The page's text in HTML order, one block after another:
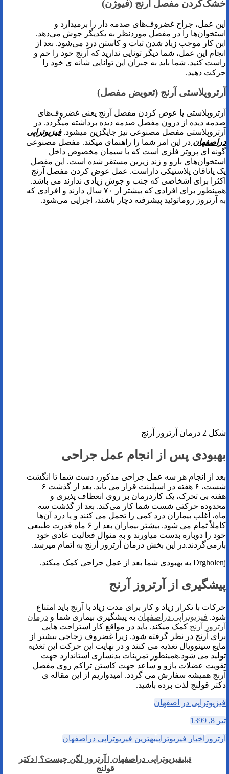
خشک‌کردن مفصل آرنج (فیوژن)
این عمل، جراح غضروف‌های صدمه ‌دار را برمیدارد و
استخوان‌ها را در مفصل موردنظر به یکدیگر جوش می‌دهد.
این کار موجب زیاد شدن ثبات و کاستن درد می‌شود. بعد از
انجام این عمل، شما دیگر تونایی ندارید که آرنج خود را خم و
راست کنید. شما باید به جبران این توانایی شانه ی خود را
حرکت دهید.
آرتروپلاستی آرنج (تعویض مفصل)
آرتروپلاستی یا عوض کردن مفصل آرنج یعنی غضروف‌های
صدمه‌ دیده از درون مفصل صدمه ‌دیده برداشته میگردد. در
آرتروپلاستی مفصل مصنوعی نیز جایگزین میشود.فیزیوتراپی
دراصفهان در این امر شما را راهنمای میکند. مفصل مصنوعی
گونه ای پروتز فلزی است که با سیمان مخصوص داخل
استخوان‌های بازو و زند زیرین مستقر شده است. این مفصل
یک یاتاقان پلاستیکی داراست. عمل عوض کردن مفصل آرنج
اکثرا برای اشخاصی که جنب و جوش زیادی ندارند می باشد.
همینطور برای افرادی که بیشتر از ۷۰ سال دارند و افرادی که
به آرتروز روماتوئید پیشرفته دچار باشند، اجرایی می‌شود.
شکل 2 درمان آرتروز آرنج
بهبودی پس‌ از انجام عمل جراحی
بعد‌ از انجام هر سه عمل جراحی مذکور، دست شما تا انگشت
شست، ۶ هفته در اسپلینت قرار می ‌یابد. بعد از گذشت ۶
هفته بی تحرک، یک کاردرمان بر روی انعطاف‌ پذیری و
محدوده حرکتی شست شما کار می‌کند. بعد از گذشت سه
ماه، اغلب بیماران درد کمی را تحمل می کنند و یا درد آن‌ها
کاملاً تمام می شود. بیشتر بیماران بعد از ۶ ماه قدرت طبیعی
خود را دوباره بدست میاورند و به منوال فعالیت عادی خود
بازمی‌گردند.در این بخش درمان آرتروز آرنج به اتمام میرسد.
Drgholenj به بهبودی شما بعد از عمل جراحی کمک میکند.
پیشگیری از آرتروز آرنج
حرکات با تکرار زیاد و کار برای مدت زیاد با آرنج باید امتناع
شود. فیزیوتراپی دراصفهان به پیشگیری بیماری شما و درمان
آرتروز آرنج کمک میکند. باید در مواقع کار استراحت هایی
برای آرنج در نظر گرفته شود. زیرا غضروف زجاجی بیشتر از
مایع سینوویال تغذیه می کنند و در نهایت این حرکت این تغذیه
تولید می شود.همینطور تمرینات بدنسازی استاندارد جهت
تقویت عضلات بازو و ساعد جهت کاستن تراکم روی مفصل
آرنج همیشه سفارش می گردد. امیدواریم از این مقاله ی
دکتر قولنج لذت برده باشید.
فیزیوتراپی در اصفهان
تیر 8, 1399
آرتروز اخبار فیزیوتراپیبهترین فیزیوتراپی دراصفهان
قبلیفیزیوتراپی دراصفهان | آرتروز لگن چیست؟ | دکتر
قولنج